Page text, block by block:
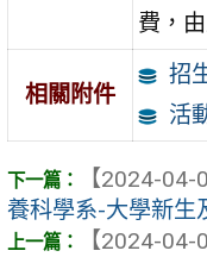
費，
相關附件
招
活
【2024-04-
養科學系-大學新生
【2024-04-